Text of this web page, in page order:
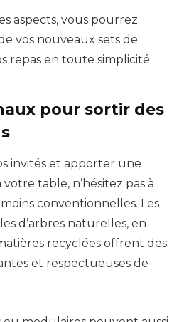
aspects, vous pourrez
vos nouveaux sets de
repas en toute simplicité.
pour sortir des
invités et apporter une
table, n’hésitez pas à
conventionnelles. Les
d’arbres naturelles, en
recyclées offrent des
et respectueuses de